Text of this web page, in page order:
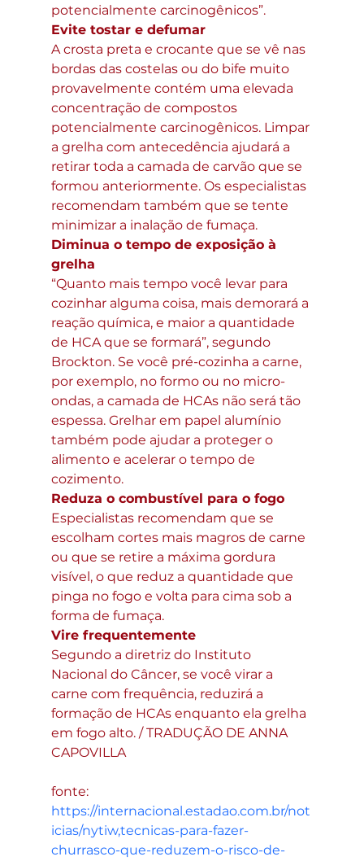
potencialmente carcinogênicos”.
Evite tostar e defumar
A crosta preta e crocante que se vê nas
bordas das costelas ou do bife muito
provavelmente contém uma elevada
concentração de compostos
potencialmente carcinogênicos. Limpar
a grelha com antecedência ajudará a
retirar toda a camada de carvão que se
formou anteriormente. Os especialistas
recomendam também que se tente
minimizar a inalação de fumaça.
Diminua o tempo de exposição à
grelha
“Quanto mais tempo você levar para
cozinhar alguma coisa, mais demorará a
reação química, e maior a quantidade
de HCA que se formará”, segundo
Brockton. Se você pré-cozinha a carne,
por exemplo, no formo ou no micro-
ondas, a camada de HCAs não será tão
espessa. Grelhar em papel alumínio
também pode ajudar a proteger o
alimento e acelerar o tempo de
cozimento.
Reduza o combustível para o fogo
Especialistas recomendam que se
escolham cortes mais magros de carne
ou que se retire a máxima gordura
visível, o que reduz a quantidade que
pinga no fogo e volta para cima sob a
forma de fumaça.
Vire frequentemente
Segundo a diretriz do Instituto
Nacional do Câncer, se você virar a
carne com frequência, reduzirá a
formação de HCAs enquanto ela grelha
em fogo alto. / TRADUÇÃO DE ANNA
CAPOVILLA
fonte:
https://internacional.estadao.com.br/not
icias/nytiw,tecnicas-para-fazer-
churrasco-que-reduzem-o-risco-de-